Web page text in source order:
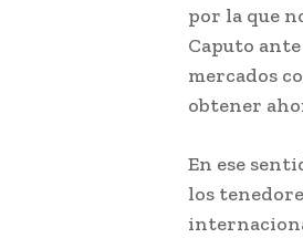
por la que
Caputo
mercados
obtener
En ese
los